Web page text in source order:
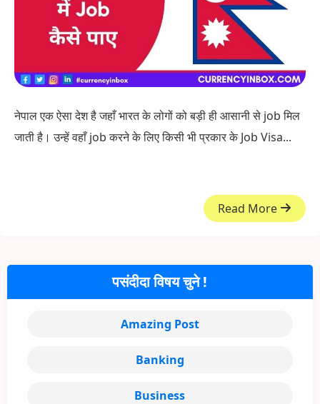
नेपाल एक ऐसा देश है जहाँ भारत के लोगों को बड़ी ही आसानी से job मिल
जाती है। उन्हें वहाँ job करने के लिए किसी भी प्रकार के Job Visa...
Read More
पसंदीदा विषय चुने !
Amazing Post
Banking
Business